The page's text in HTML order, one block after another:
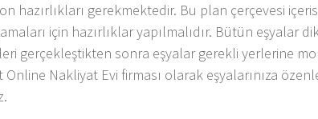
hazırlıkları gerekmektedir. Bu plan çerçevesi
için hazırlıklar yapılmalıdır. Bütün eşyalar
gerçekleştikten sonra eşyalar gerekli yerlerine
Online Nakliyat Evi firması olarak eşyalarınıza